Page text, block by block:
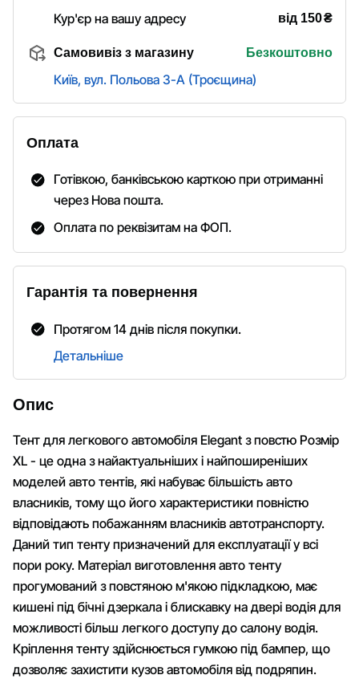
Опис
Тент для легкового автомобіля Elegant з повстю Розмір
XL - це одна з найактуальніших і найпоширеніших
моделей авто тентів, які набуває більшість авто
власників, тому що його характеристики повністю
відповідають побажанням власників автотранспорту.
Даний тип тенту призначений для експлуатації у всі
пори року. Матеріал виготовлення авто тенту
прогумований з повстяною м'якою підкладкою, має
кишені під бічні дзеркала і блискавку на двері водія для
можливості більш легкого доступу до салону водія.
Кріплення тенту здійснюється гумкою під бампер, що
дозволяє захистити кузов автомобіля від подряпин.
Кур'єр на вашу адресу
від 150₴
Самовивіз з магазину Безкоштовно
Київ, вул. Польова 3-А (Троєщина)
Оплата
Готівкою, банківською карткою при отриманні
через Нова пошта.
Оплата по реквізитам на ФОП.
Гарантія та повернення
Протягом 14 днів після покупки.
Детальніше